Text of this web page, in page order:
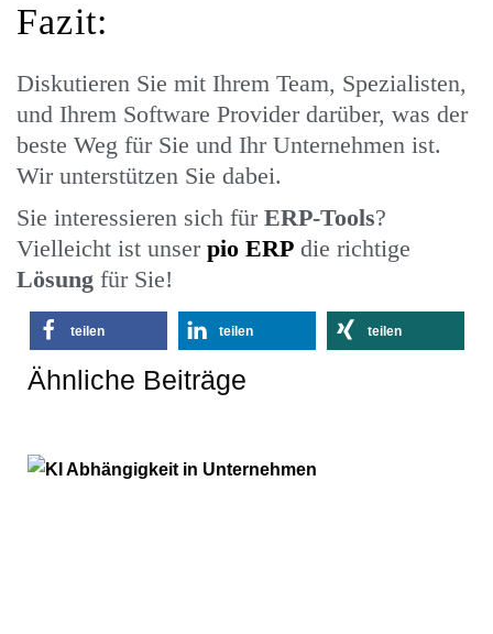
Fazit:
Diskutieren Sie mit Ihrem Team, Spezialisten,
und Ihrem Software Provider darüber, was der
beste Weg für Sie und Ihr Unternehmen ist.
Wir unterstützen Sie dabei.
Sie interessieren sich für ERP-Tools?
Vielleicht ist unser pio ERP die richtige
Lösung für Sie!
teilen teilen teilen
Ähnliche Beiträge